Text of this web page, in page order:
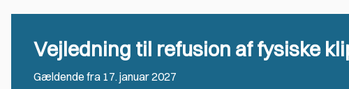
Vejledning til refusion af fysiske
Gældende fra 17. januar 2027